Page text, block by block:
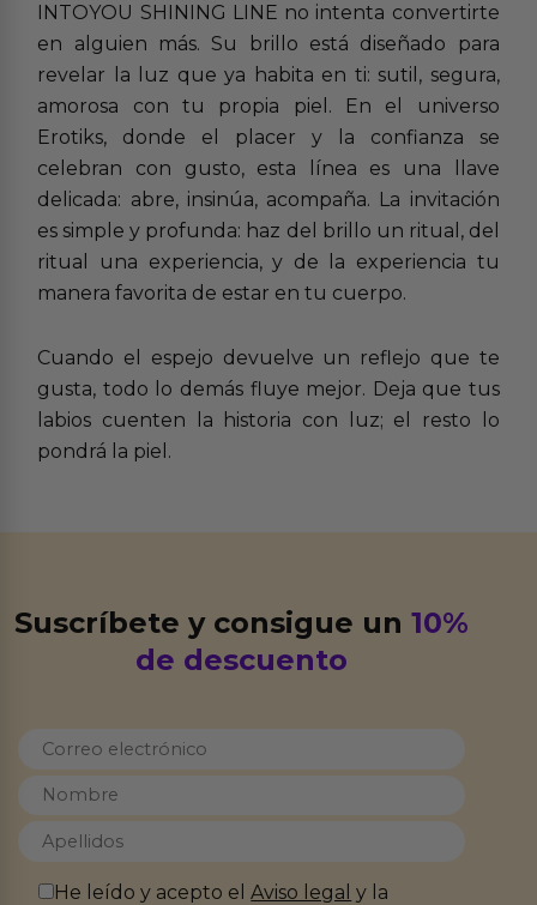
INTOYOU SHINING LINE no intenta convertirte
en alguien más. Su brillo está diseñado para
revelar la luz que ya habita en ti: sutil, segura,
amorosa con tu propia piel. En el universo
Erotiks, donde el placer y la confianza se
celebran con gusto, esta línea es una llave
delicada: abre, insinúa, acompaña. La invitación
es simple y profunda: haz del brillo un ritual, del
ritual una experiencia, y de la experiencia tu
manera favorita de estar en tu cuerpo.
Cuando el espejo devuelve un reflejo que te
gusta, todo lo demás fluye mejor. Deja que tus
labios cuenten la historia con luz; el resto lo
pondrá la piel.
Suscríbete y consigue un10%
de descuento
He leído y acepto elAviso legal y la